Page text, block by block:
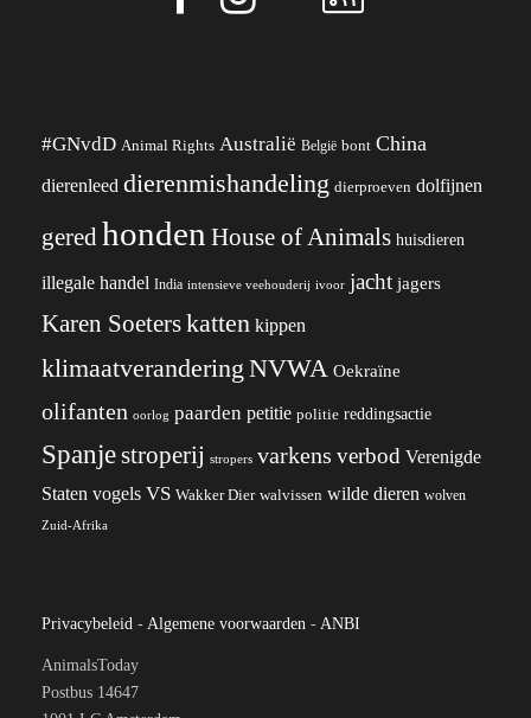
#GNvdD Animal Rights Australië België bont China
dierenleed dierenmishandeling dierproeven dolfijnen
geredhonden House of Animals huisdieren
illegale handel India intensieve veehouderij ivoor jacht jagers
Karen Soeterskatten kippen
klimaatverandering NVWA Oekraïne
olifanten oorlog paarden petitie politie reddingsactie
Spanjestroperij stropers varkens verbod Verenigde
Staten vogels VS Wakker Dier walvissen wilde dieren wolven
Zuid-Afrika
Privacybeleid - Algemene voorwaarden - ANBI
AnimalsToday
Postbus 14647